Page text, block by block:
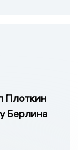
Плоткин
Берлина